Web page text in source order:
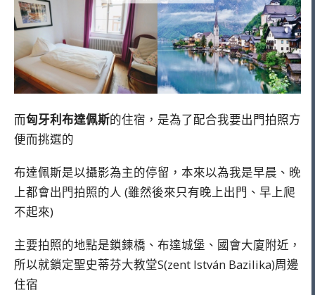
而匈牙利布達佩斯的住宿，是為了配合我要出門拍照方
便而挑選的
布達佩斯是以攝影為主的停留，本來以為我是早晨、晚
上都會出門拍照的人 (雖然後來只有晚上出門、早上爬
不起來)
主要拍照的地點是鎖鍊橋、布達城堡、國會大廈附近，
所以就鎖定聖史蒂芬大教堂S(zent István Bazilika)周邊
住宿